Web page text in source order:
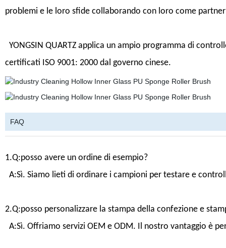
problemi e le loro sfide collaborando con loro come
YONGSIN QUARTZ applica un ampio programma di
certificati ISO 9001: 2000 dal governo cinese.
FAQ
1.Q:posso avere un ordine di esempio?
A:Sì. Siamo lieti di ordinare i campioni per testare e
2.Q:posso personalizzare la stampa della confezione e
A:Sì. Offriamo servizi OEM e ODM. Il nostro vantaggio è